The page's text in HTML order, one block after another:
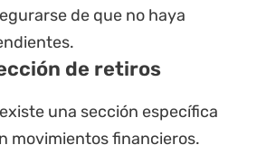
de que no haya
de retiros
una sección específica
movimientos financieros.